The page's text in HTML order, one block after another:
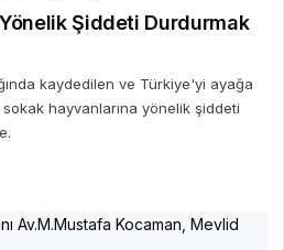
Şiddeti Durdurmak
kaydedilen ve Türkiye'yi ayağa
hayvanlarına yönelik şiddeti